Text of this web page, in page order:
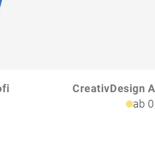
ab